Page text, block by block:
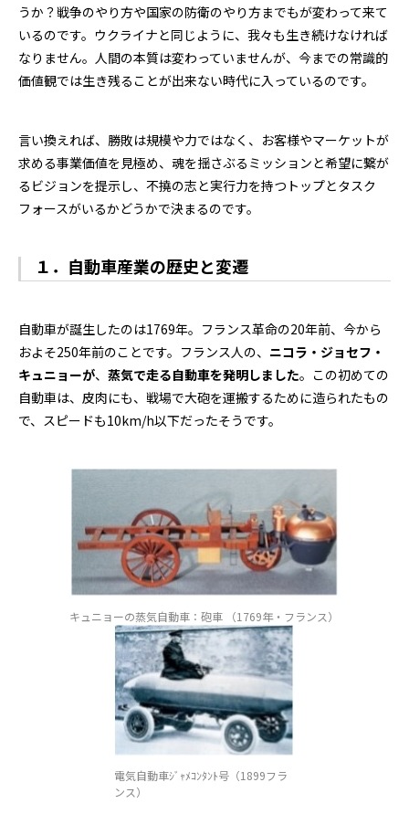
うか？戦争のやり方や国家の防衛のやり方までもが変わって来て
いるのです。ウクライナと同じように、我々も生き続けなければ
なりません。人間の本質は変わっていませんが、今までの常識的
価値観では生き残ることが出来ない時代に入っているのです。
言い換えれば、勝敗は規模や力ではなく、お客様やマーケットが
求める事業価値を見極め、魂を揺さぶるミッションと希望に繋が
るビジョンを提示し、不撓の志と実行力を持つトップとタスク
フォースがいるかどうかで決まるのです。
１．自動車産業の歴史と変遷
自動車が誕生したのは1769年。フランス革命の20年前、今から
およそ250年前のことです。フランス人の、 ニコラ・ジョセフ・
キュニョーが、 蒸気で走る自動車を発明しました。この初めての
自動車は、皮肉にも、戦場で大砲を運搬するために造られたもの
で、スピードも10km/h以下だったそうです。
キュニョーの蒸気自動車：砲車 （1769年・フランス）
電気自動車ｼﾞｬﾒｺﾝﾀﾝﾄ号（1899フラ
ンス）